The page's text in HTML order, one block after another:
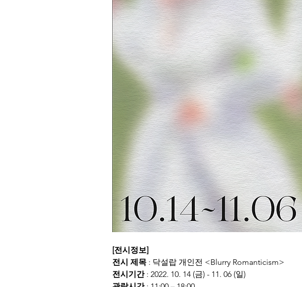
[전시정보]
전시 제목 : 닥설랍 개인전 <Blurry Romanticism>
전시기간 : 2022. 10. 14 (금) - 11. 06 (일)